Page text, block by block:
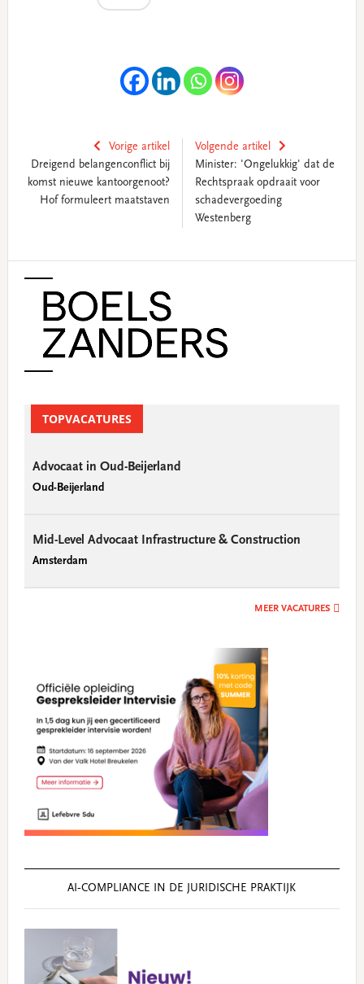
Vorige artikel
Dreigend belangenconflict bij
komst nieuwe kantoorgenoot?
Hof formuleert maatstaven
Volgende artikel
Minister: 'Ongelukkig' dat de
Rechtspraak opdraait voor
schadevergoeding
Westenberg
Sidebar
TOPVACATURES
Advocaat in Oud-Beijerland
Oud-Beijerland
Mid-Level Advocaat Infrastructure & Construction
Amsterdam
MEER VACATURES
AI‑COMPLIANCE IN DE JURIDISCHE PRAKTIJK